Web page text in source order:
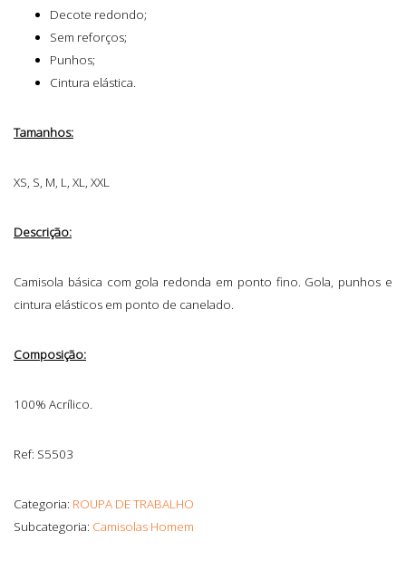
Decote redondo;
Sem reforços;
Punhos;
Cintura elástica.
Tamanhos:
XS, S, M, L, XL, XXL
Descrição:
Camisola básica com gola redonda em ponto fino. Gola, punhos e
cintura elásticos em ponto de canelado.
Composição:
100% Acrílico.
Ref: S5503
Categoria: ROUPA DE TRABALHO
Subcategoria: Camisolas Homem